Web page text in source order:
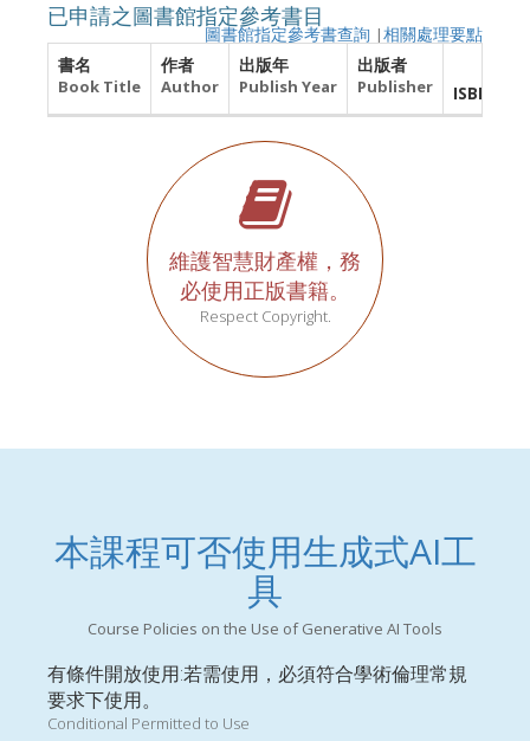
已申請之圖書館指定參考書目
圖書館指定參考書查詢 |相關處理要點
書名
Book Title
作者
Author
出版年
Publish Year
出版者
Publisher ISBN
維護智慧財產權，務
必使用正版書籍。
Respect Copyright.
本課程可否使用生成式AI工
具
Course Policies on the Use of Generative AI Tools
有條件開放使用:若需使用，必須符合學術倫理常規
要求下使用。
Conditional Permitted to Use